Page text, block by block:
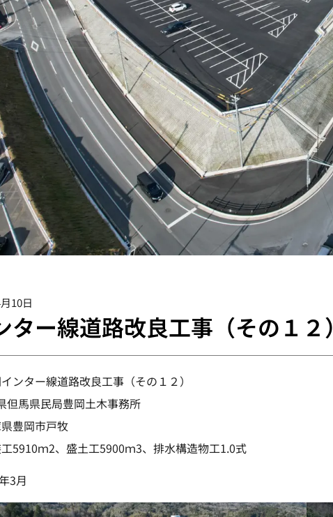
10日
ター線道路改良工事（その１２）
ンター線道路改良工事（その１２）
馬県民局豊岡土木事務所
豊岡市戸牧
5910ｍ2、盛土工5900ｍ3、排水構造物工1.0式
3月